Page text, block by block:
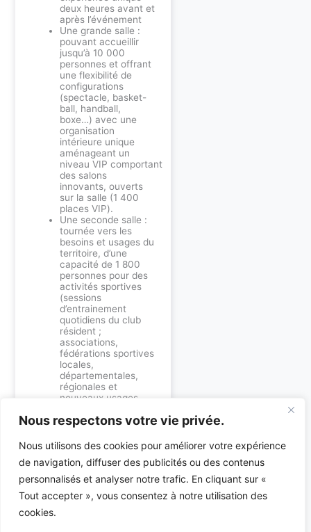
Nous respectons votre vie privée.
Nous utilisons des cookies pour améliorer votre expérience
de navigation, diffuser des publicités ou des contenus
personnalisés et analyser notre trafic. En cliquant sur «
Tout accepter », vous consentez à notre utilisation des
cookies.
deux heures avant et
après l’événement
Une grande salle :
pouvant accueillir
jusqu’à 10 000
personnes et offrant
une flexibilité de
configurations
(spectacle, basket-
ball, handball,
boxe…) avec une
organisation
intérieure unique
aménageant un
niveau VIP comportant
des salons
innovants, ouverts
sur la salle (1 400
places VIP).
Une seconde salle :
tournée vers les
besoins et usages du
territoire, d’une
capacité de 1 800
personnes pour des
activités sportives
(sessions
d’entrainement
quotidiens du club
résident ;
associations,
fédérations sportives
locales,
départementales,
régionales et
nouveaux usages
basket 3×3…).
Un salon corporate
et associatif : espace
modulable
permettant
d’accueillir aussi bien
des événements
d’entreprise,